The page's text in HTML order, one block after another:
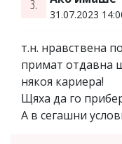
3.
31.07.2023
т.н. нравствена
примат отдавна
някоя кариера!
Щяха да го
А в сегашни